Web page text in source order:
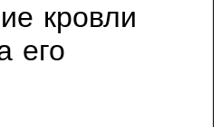
кровли
его